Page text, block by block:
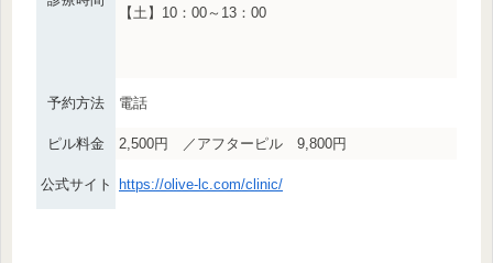
【土】10：00～13：00
予約方法 電話
ピル料金 2,500円 ／アフターピル 9,800円
公式サイト https://olive-lc.com/clinic/